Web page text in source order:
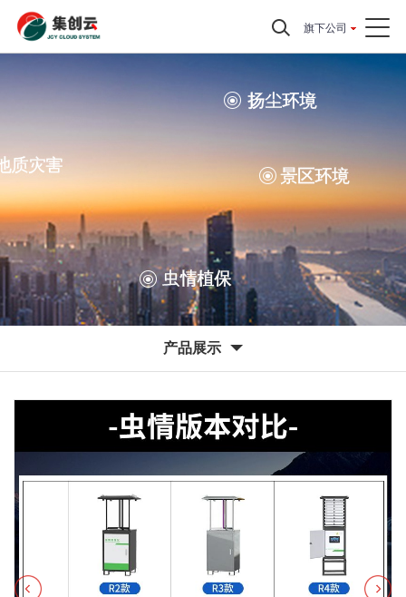
旗下公司
产品展示